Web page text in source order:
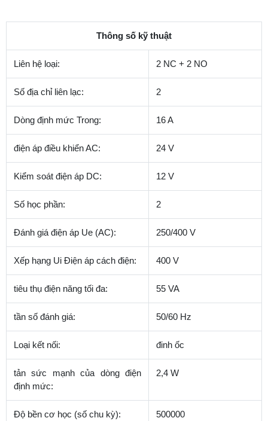
Thông số kỹ thuật
Liên hệ loại: 2 NC + 2 NO
Số địa chỉ liên lạc: 2
Dòng định mức Trong: 16 A
điện áp điều khiển AC: 24 V
Kiểm soát điện áp DC: 12 V
Số học phần: 2
Đánh giá điện áp Ue (AC): 250/400 V
Xếp hạng Ui Điện áp cách điện: 400 V
tiêu thụ điện năng tối đa: 55 VA
tần số đánh giá: 50/60 Hz
Loại kết nối: đinh ốc
tản sức mạnh của dòng điện
định mức:
2,4 W
Độ bền cơ học (số chu kỳ): 500000